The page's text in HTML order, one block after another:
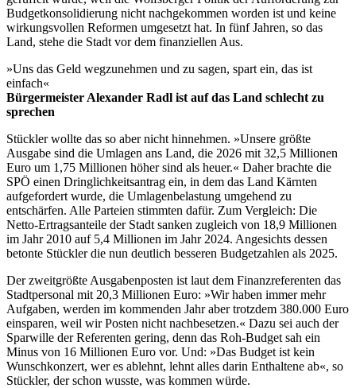
Budgetkonsolidierung nicht nachgekommen worden ist und keine
wirkungsvollen Reformen umgesetzt hat. In fünf Jahren, so das
Land, stehe die Stadt vor dem finanziellen Aus.
»Uns das Geld wegzunehmen und zu sagen, spart ein, das ist
einfach«
Bürgermeister Alexander Radl ist auf das Land schlecht zu
sprechen
Stückler wollte das so aber nicht hinnehmen. »Unsere größte
Ausgabe sind die Umlagen ans Land, die 2026 mit 32,5 Millionen
Euro um 1,75 Millionen höher sind als heuer.« Daher brachte die
SPÖ einen Dringlichkeitsantrag ein, in dem das Land Kärnten
aufgefordert wurde, die Umlagenbelastung umgehend zu
entschärfen. Alle Parteien stimmten dafür. Zum Vergleich: Die
Netto-Ertragsanteile der Stadt sanken zugleich von 18,9 Millionen
im Jahr 2010 auf 5,4 Millionen im Jahr 2024. Angesichts dessen
betonte Stückler die nun deutlich besseren Budgetzahlen als 2025.
Der zweitgrößte Ausgabenposten ist laut dem Finanzreferenten das
Stadtpersonal mit 20,3 Millionen Euro: »Wir haben immer mehr
Aufgaben, werden im kommenden Jahr aber trotzdem 380.000 Euro
einsparen, weil wir Posten nicht nachbesetzen.« Dazu sei auch der
Sparwille der Referenten gering, denn das Roh-Budget sah ein
Minus von 16 Millionen Euro vor. Und: »Das Budget ist kein
Wunschkonzert, wer es ablehnt, lehnt alles darin Enthaltene ab«, so
Stückler, der schon wusste, was kommen würde.